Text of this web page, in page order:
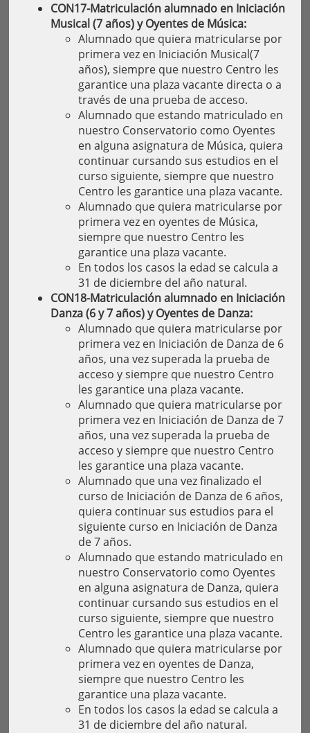
CON17-Matriculación alumnado en Iniciación
Musical (7 años) y Oyentes de Música:
Alumnado que quiera matricularse por
primera vez en Iniciación Musical(7
años), siempre que nuestro Centro les
garantice una plaza vacante directa o a
través de una prueba de acceso.
Alumnado que estando matriculado en
nuestro Conservatorio como Oyentes
en alguna asignatura de Música, quiera
continuar cursando sus estudios en el
curso siguiente, siempre que nuestro
Centro les garantice una plaza vacante.
Alumnado que quiera matricularse por
primera vez en oyentes de Música,
siempre que nuestro Centro les
garantice una plaza vacante.
En todos los casos la edad se calcula a
31 de diciembre del año natural.
CON18-Matriculación alumnado en Iniciación
Danza (6 y 7 años) y Oyentes de Danza:
Alumnado que quiera matricularse por
primera vez en Iniciación de Danza de 6
años, una vez superada la prueba de
acceso y siempre que nuestro Centro
les garantice una plaza vacante.
Alumnado que quiera matricularse por
primera vez en Iniciación de Danza de 7
años, una vez superada la prueba de
acceso y siempre que nuestro Centro
les garantice una plaza vacante.
Alumnado que una vez finalizado el
curso de Iniciación de Danza de 6 años,
quiera continuar sus estudios para el
siguiente curso en Iniciación de Danza
de 7 años.
Alumnado que estando matriculado en
nuestro Conservatorio como Oyentes
en alguna asignatura de Danza, quiera
continuar cursando sus estudios en el
curso siguiente, siempre que nuestro
Centro les garantice una plaza vacante.
Alumnado que quiera matricularse por
primera vez en oyentes de Danza,
siempre que nuestro Centro les
garantice una plaza vacante.
En todos los casos la edad se calcula a
31 de diciembre del año natural.